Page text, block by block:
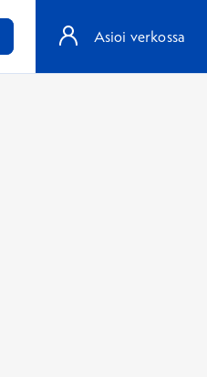
Asioi verkossa